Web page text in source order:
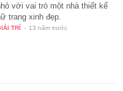
với vai trò một nhà thiết kế
trang xinh đẹp.
TRÍ - 13 năm trước